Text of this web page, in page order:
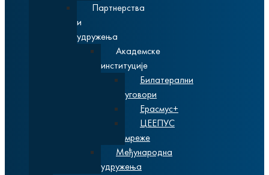
Партнерства
и
удружења
Академске
институције
Билатерални
уговори
Ерасмус+
ЦЕЕПУС
мреже
Међународна
удружења